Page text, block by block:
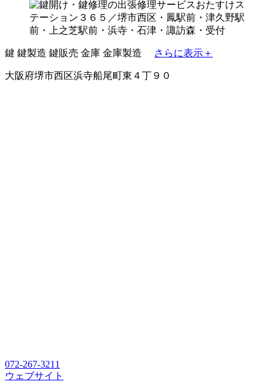
鍵 鍵製造 鍵販売 金庫 金庫製造 さらに表示＋
大阪府堺市西区浜寺船尾町東４丁９０
072-267-3211
ウェブサイト